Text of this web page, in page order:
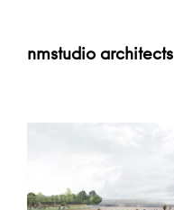
nmstudio architects